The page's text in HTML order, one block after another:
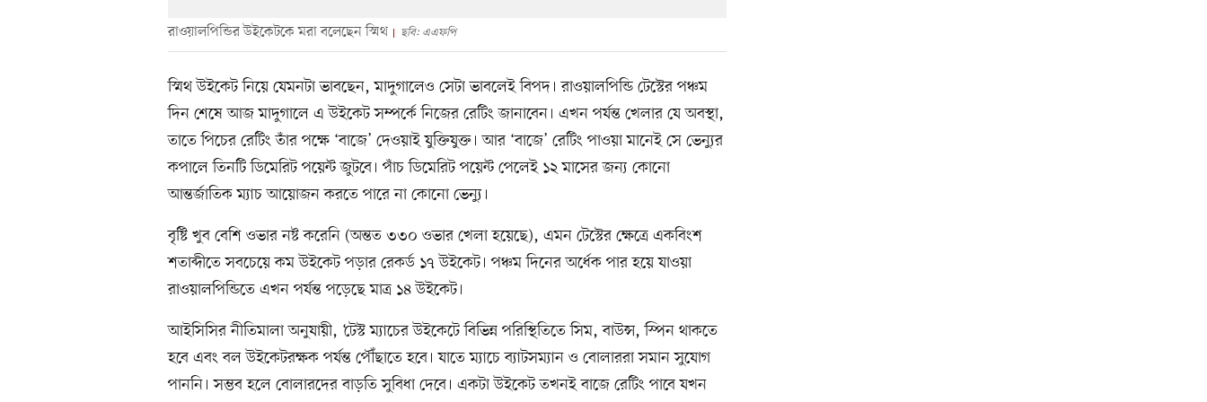
রাওয়ালপিন্ডির উইকেটকে মরা বলেছেন স্মিথ ছবি: এএফপি
স্মিথ উইকেট নিয়ে যেমনটা ভাবছেন, মাদুগালেও সেটা ভাবলেই বিপদ। রাওয়ালপিন্ডি টেস্টের পঞ্চম
দিন শেষে আজ মাদুগালে এ উইকেট সম্পর্কে নিজের রেটিং জানাবেন। এখন পর্যন্ত খেলার যে অবস্থা,
তাতে পিচের রেটিং তাঁর পক্ষে ‘বাজে’ দেওয়াই যুক্তিযুক্ত। আর ‘বাজে’ রেটিং পাওয়া মানেই সে ভেন্যুর
কপালে তিনটি ডিমেরিট পয়েন্ট জুটবে। পাঁচ ডিমেরিট পয়েন্ট পেলেই ১২ মাসের জন্য কোনো
আন্তর্জাতিক ম্যাচ আয়োজন করতে পারে না কোনো ভেন্যু।
বৃষ্টি খুব বেশি ওভার নষ্ট করেনি (অন্তত ৩৩০ ওভার খেলা হয়েছে), এমন টেস্টের ক্ষেত্রে একবিংশ
শতাব্দীতে সবচেয়ে কম উইকেট পড়ার রেকর্ড ১৭ উইকেট। পঞ্চম দিনের অর্ধেক পার হয়ে যাওয়া
রাওয়ালপিন্ডিতে এখন পর্যন্ত পড়েছে মাত্র ১৪ উইকেট।
আইসিসির নীতিমালা অনুযায়ী, ‘টেস্ট ম্যাচের উইকেটে বিভিন্ন পরিস্থিতিতে সিম, বাউন্স, স্পিন থাকতে
হবে এবং বল উইকেটরক্ষক পর্যন্ত পৌঁছাতে হবে। যাতে ম্যাচে ব্যাটসম্যান ও বোলাররা সমান সুযোগ
পাননি। সম্ভব হলে বোলারদের বাড়তি সুবিধা দেবে। একটা উইকেট তখনই বাজে রেটিং পাবে যখন